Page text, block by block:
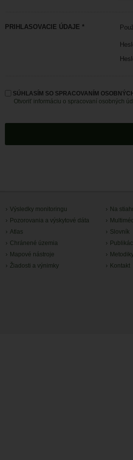
PRIHLASOVACIE ÚDAJE *
SÚHLASÍM SO SPRACOVANÍM
Otvoriť informáciu o spracovaní osobných
Výsledky monitoringu
Pozorovania a výskytové dáta
Atlas
Chránené územia
Mapové nástroje
Žiadosti a výnimky
Na
Slovník
Kontakt